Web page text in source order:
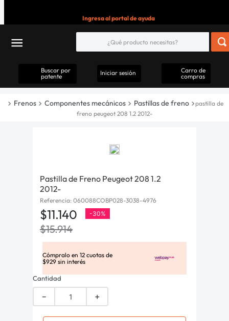
Ingresa al portal de ayuda
Buscar por
patente
Iniciar sesión
Carro de
compras
Frenos Componentes mecánicos Pastillas de freno
pastilla de
freno peugeot 208 1.2 2012-
Pastilla de Freno Peugeot 208 1.2
2012-
Referencia: 060088COBP028-3038-4976
$11.140 -30%
$15.914
Cómpralo en 12 cuotas de
$929 sin interés
Cantidad
＋
－